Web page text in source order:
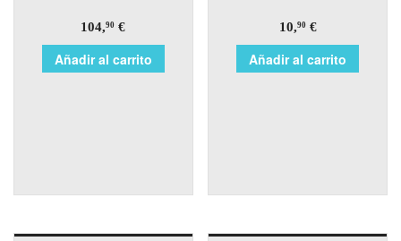
104,90 €
Añadir al carrito
10,90€
Añadir al carrito